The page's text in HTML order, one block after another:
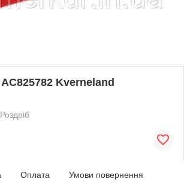
Kverneland
Роздріб
Оплата Умови повернення